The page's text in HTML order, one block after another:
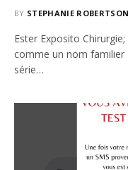
BY STEPHANIE ROBERTSON
Ester Exposito
comme un nom familier
série…